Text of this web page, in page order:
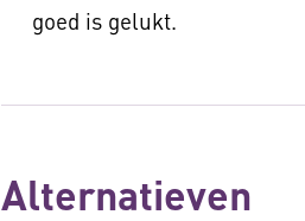
goed is gelukt.
Alternatieven